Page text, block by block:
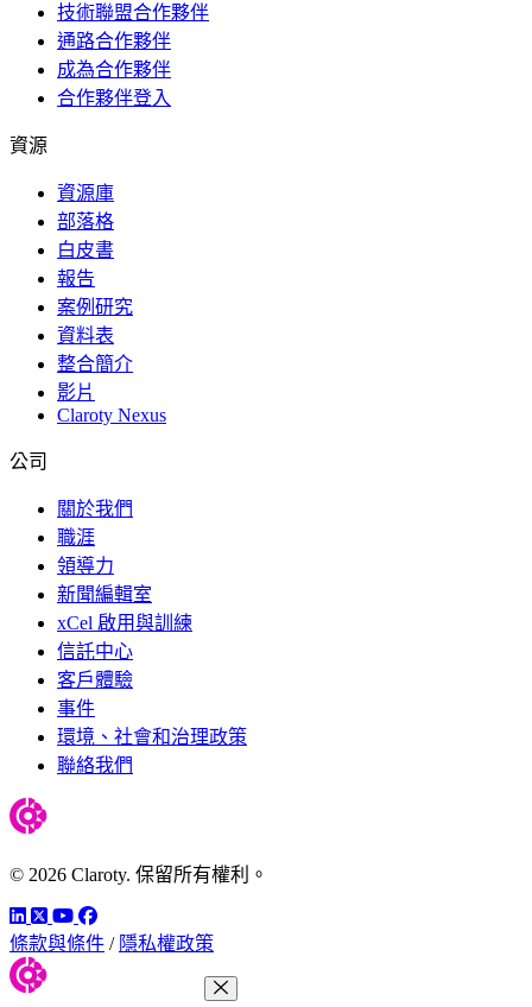
技術聯盟合作夥伴
通路合作夥伴
成為合作夥伴
合作夥伴登入
資源
資源庫
部落格
白皮書
報告
案例研究
資料表
整合簡介
影片
Claroty Nexus
公司
關於我們
職涯
領導力
新聞編輯室
xCel 啟用與訓練
信託中心
客戶體驗
事件
環境、社會和治理政策
聯絡我們
© 2026 Claroty. 保留所有權利。
LinkedIn
TwitterYouTube
Facebook
條款與條件 / 隱私權政策